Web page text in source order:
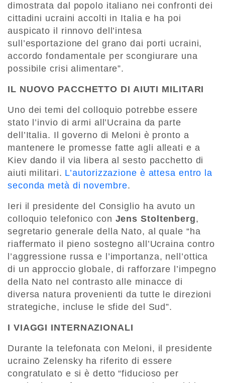
dimostrata dal popolo italiano nei confronti dei
cittadini ucraini accolti in Italia e ha poi
auspicato il rinnovo dell’intesa
sull’esportazione del grano dai porti ucraini,
accordo fondamentale per scongiurare una
possibile crisi alimentare”.
IL NUOVO PACCHETTO DI AIUTI MILITARI
Uno dei temi del colloquio potrebbe essere
stato l’invio di armi all’Ucraina da parte
dell’Italia. Il governo di Meloni è pronto a
mantenere le promesse fatte agli alleati e a
Kiev dando il via libera al sesto pacchetto di
aiuti militari. L’autorizzazione è attesa entro la
seconda metà di novembre.
Ieri il presidente del Consiglio ha avuto un
colloquio telefonico con Jens Stoltenberg,
segretario generale della Nato, al quale “ha
riaffermato il pieno sostegno all’Ucraina contro
l’aggressione russa e l’importanza, nell’ottica
di un approccio globale, di rafforzare l’impegno
della Nato nel contrasto alle minacce di
diversa natura provenienti da tutte le direzioni
strategiche, incluse le sfide del Sud”.
I VIAGGI INTERNAZIONALI
Durante la telefonata con Meloni, il presidente
ucraino Zelensky ha riferito di essere
congratulato e si è detto “fiducioso per